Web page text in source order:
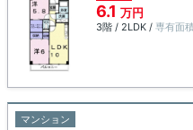
6.1 万円
3階 / 2LDK / 専有面
マンション